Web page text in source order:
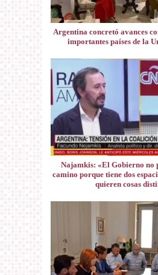
Argentina concretó avances
importantes países de la
Najamkis: «El Gobierno no
camino porque tiene dos
quieren cosas